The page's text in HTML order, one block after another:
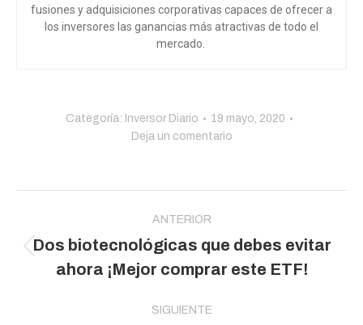
fusiones y adquisiciones corporativas capaces de ofrecer a
los inversores las ganancias más atractivas de todo el
mercado.
Categoría: Inversor Diario
19 mayo, 2020
Deja un comentario
publicaciones
ANTERIOR
Publicación
anterior:
Dos biotecnológicas que debes evitar
ahora ¡Mejor comprar este ETF!
SIGUIENTE